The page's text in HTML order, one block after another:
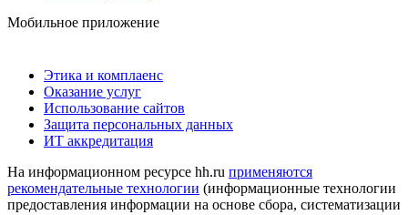
Мобильное приложение
Этика и комплаенс
Оказание услуг
Использование сайтов
Защита персональных данных
ИТ аккредитация
На информационном ресурсе hh.ru применяются
рекомендательные технологии (информационные технологии
предоставления информации на основе сбора, систематизации